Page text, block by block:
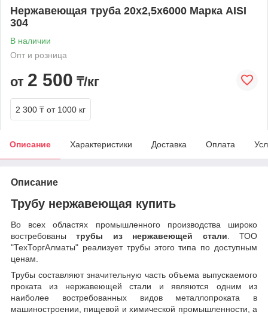
Нержавеющая труба 20х2,5х6000 Марка AISI
304
В наличии
Опт и розница
от 2 500 ₸/кг
2 300 ₸ от 1000 кг
Описание Характеристики Доставка Оплата
Описание
Трубу нержавеющая купить
Во всех областях промышленного производства широко
востребованытрубы из нержавеющей стали. ТОО
"ТехТоргАлматы" реализует трубы этого типа по доступным
ценам.
Трубы составляют значительную часть объема выпускаемого
проката из нержавеющей стали и являются одним из
наиболее востребованных видов металлопроката в
машиностроении, пищевой и химической промышленности, а